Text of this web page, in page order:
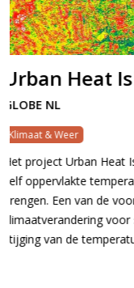
NO2
GLOBE NL
Gezondheid &
Stikstofdioxide
voor een groot
autoverkeer.
luchtkwaliteit en
gezondheid als